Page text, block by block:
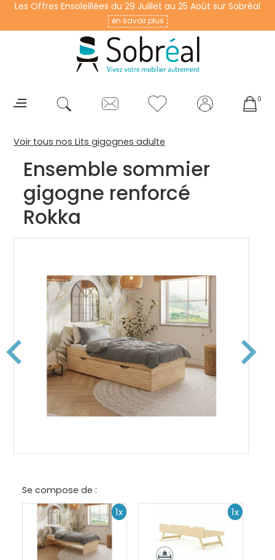
Les Offres Ensoleillées du 29 Juillet au 25 Août sur Sobréal
en savoir plus
0
Voir tous nos Lits gigognes adulte
Ensemble sommier
gigogne renforcé
Rokka
Se compose de :
1x 1x